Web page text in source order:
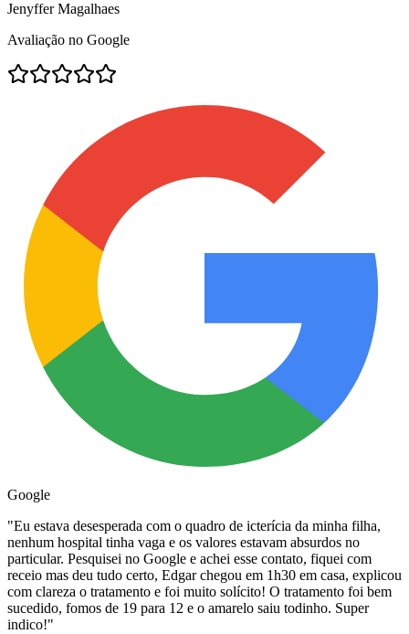
Jenyffer Magalhaes
Avaliação no Google
Google
"Eu estava desesperada com o quadro de icterícia da minha filha,
nenhum hospital tinha vaga e os valores estavam absurdos no
particular. Pesquisei no Google e achei esse contato, fiquei com
receio mas deu tudo certo, Edgar chegou em 1h30 em casa, explicou
com clareza o tratamento e foi muito solícito! O tratamento foi bem
sucedido, fomos de 19 para 12 e o amarelo saiu todinho. Super
indico!"